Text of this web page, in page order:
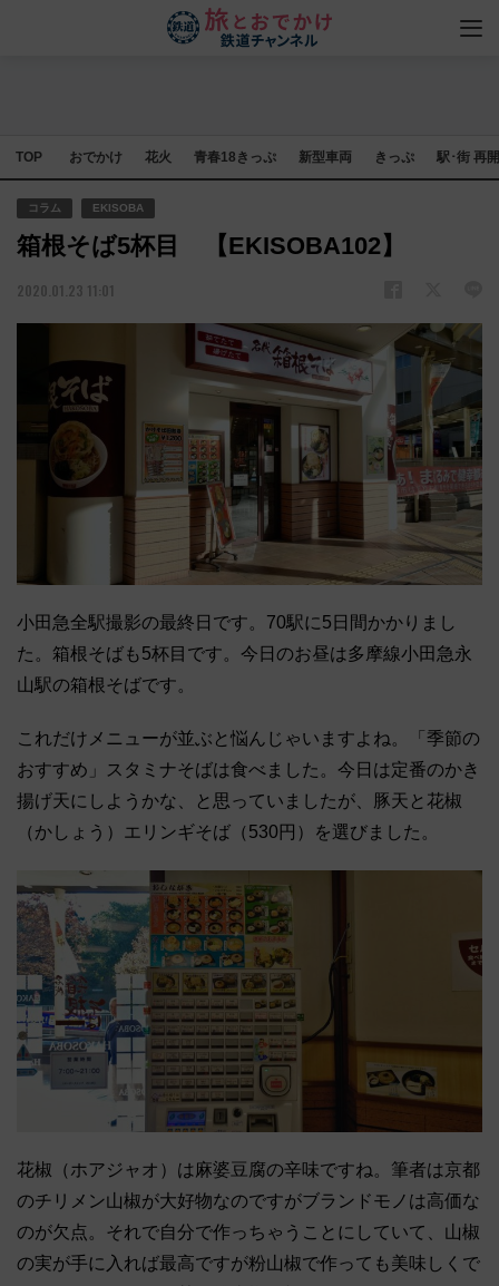
TOP おでかけ 花火 青春18きっぷ 新型車両 きっぷ 駅･街 再
コラム EKISOBA
箱根そば5杯目 【EKISOBA102】
2020.01.23 11:01
小田急全駅撮影の最終日です。70駅に5日間かかりまし
た。箱根そばも5杯目です。今日のお昼は多摩線小田急永
山駅の箱根そばです。
これだけメニューが並ぶと悩んじゃいますよね。「季節の
おすすめ」スタミナそばは食べました。今日は定番のかき
揚げ天にしようかな、と思っていましたが、豚天と花椒
（かしょう）エリンギそば（530円）を選びました。
花椒（ホアジャオ）は麻婆豆腐の辛味ですね。筆者は京都
のチリメン山椒が大好物なのですがブランドモノは高価な
のが欠点。それで自分で作っちゃうことにしていて、山椒
の実が手に入れば最高ですが粉山椒で作っても美味しくで